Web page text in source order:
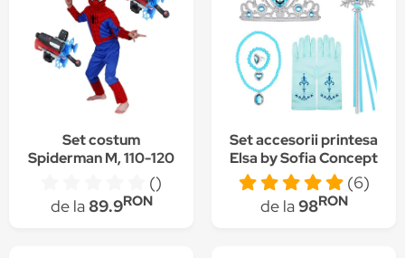
Set costum
Spiderman M, 110-120
cm si doua lansatoare
cu ventuze
()
de la 89.9RON
Set accesorii printesa
Elsa by Sofia Concept
contine coronita ,
manusi, bagheta,
colier, bratara, cercei,
(6)
de la98RON